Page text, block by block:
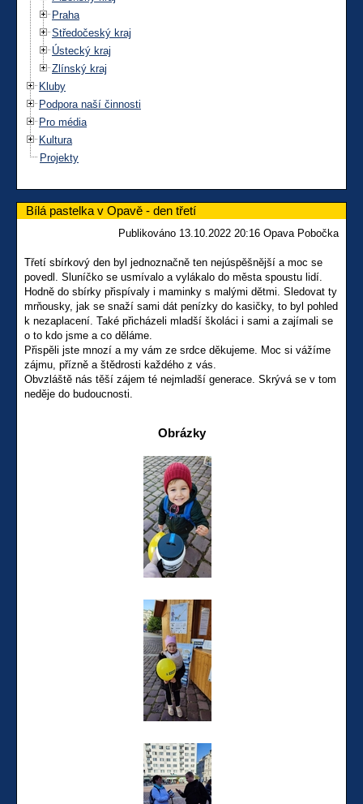
Praha
Středočeský kraj
Ústecký kraj
Zlínský kraj
Kluby
Podpora naší činnosti
Pro média
Kultura
Projekty
Bílá pastelka v Opavě - den třetí
Publikováno 13.10.2022 20:16 Opava Pobočka
Třetí sbírkový den byl jednoznačně ten nejúspěšnější a moc se
povedl. Sluníčko se usmívalo a vylákalo do města spoustu lidí.
Hodně do sbírky přispívaly i maminky s malými dětmi. Sledovat ty
mrňousky, jak se snaží sami dát penízky do kasičky, to byl pohled
k nezaplacení. Také přicházeli mladší školáci i sami a zajímali se
o to kdo jsme a co děláme.
Přispěli jste mnozí a my vám ze srdce děkujeme. Moc si vážíme
zájmu, přízně a štědrosti každého z vás.
Obvzláště nás těší zájem té nejmladší generace. Skrývá se v tom
neděje do budoucnosti.
Obrázky